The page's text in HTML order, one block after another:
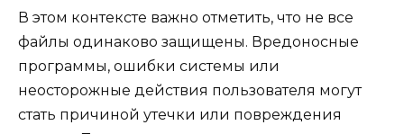
В этом контексте важно отметить, что не все
файлы одинаково защищены. Вредоносные
программы, ошибки системы или
неосторожные действия пользователя могут
стать причиной утечки или повреждения